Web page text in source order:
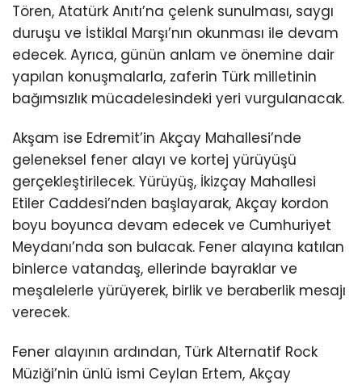
Tören, Atatürk Anıtı’na çelenk sunulması, saygı
duruşu ve İstiklal Marşı’nın okunması ile devam
edecek. Ayrıca, günün anlam ve önemine dair
yapılan konuşmalarla, zaferin Türk milletinin
bağımsızlık mücadelesindeki yeri vurgulanacak.
Akşam ise Edremit’in Akçay Mahallesi’nde
geleneksel fener alayı ve kortej yürüyüşü
gerçekleştirilecek. Yürüyüş, İkizçay Mahallesi
Etiler Caddesi’nden başlayarak, Akçay kordon
boyu boyunca devam edecek ve Cumhuriyet
Meydanı’nda son bulacak. Fener alayına katılan
binlerce vatandaş, ellerinde bayraklar ve
meşalelerle yürüyerek, birlik ve beraberlik mesajı
verecek.
Fener alayının ardından, Türk Alternatif Rock
Müziği’nin ünlü ismi Ceylan Ertem, Akçay